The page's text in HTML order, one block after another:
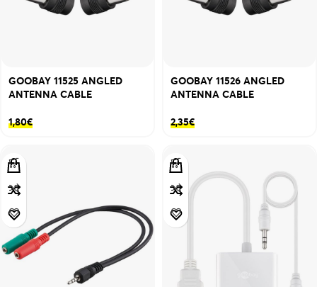
GOOBAY 11525 ANGLED
ANTENNA CABLE
1,80€
GOOBAY 11526 ANGLED
ANTENNA CABLE
2,35€